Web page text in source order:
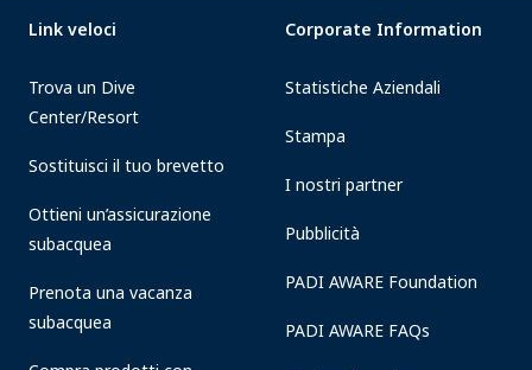
Link veloci
Trova un Dive
Center/Resort
Sostituisci il tuo brevetto
Ottieni un’assicurazione
subacquea
Prenota una vacanza
subacquea
Corporate Information
Statistiche Aziendali
Stampa
I nostri partner
Pubblicità
PADI AWARE Foundation
PADI AWARE FAQs